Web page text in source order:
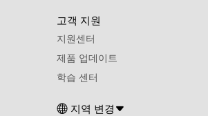
고객 지원
지원센터
제품 업데이트
학습 센터
지역 변경